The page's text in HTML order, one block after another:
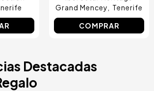
Grand Mencey
Tenerife
COMPRAR
Destacadas